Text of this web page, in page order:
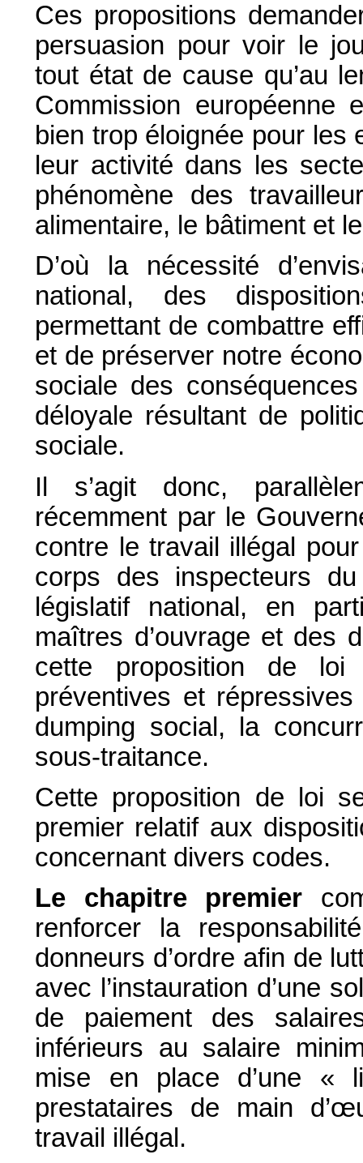
Ces propositions
persuasion pour voir le
tout état de cause qu’au
Commission européenne
bien trop éloignée pour
leur activité dans les
phénomène des
alimentaire, le bâtiment et
D’où la nécessité
national, des
permettant de combattre
et de préserver notre
sociale des
déloyale résultant de
sociale.
Il s’agit donc,
récemment par le
contre le travail illégal
corps des inspecteurs
législatif national, en
maîtres d’ouvrage et des
cette proposition de loi
préventives et
dumping social, la
sous-traitance.
Cette proposition de loi
premier relatif aux
concernant divers codes.
Le chapitre premier
renforcer la
donneurs d’ordre afin de
avec l’instauration d’une
de paiement des
inférieurs au salaire
mise en place d’une «
prestataires de main
travail illégal.